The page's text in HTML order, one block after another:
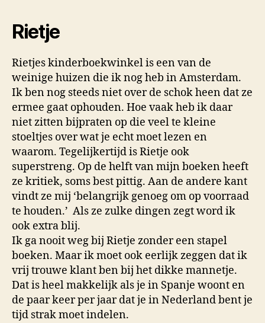
Rietje
Rietjes kinderboekwinkel is een van de
weinige huizen die ik nog heb in Amsterdam.
Ik ben nog steeds niet over de schok heen dat ze
ermee gaat ophouden. Hoe vaak heb ik daar
niet zitten bijpraten op die veel te kleine
stoeltjes over wat je echt moet lezen en
waarom. Tegelijkertijd is Rietje ook
superstreng. Op de helft van mijn boeken heeft
ze kritiek, soms best pittig. Aan de andere kant
vindt ze mij ‘belangrijk genoeg om op voorraad
te houden.’ Als ze zulke dingen zegt word ik
ook extra blij.
Ik ga nooit weg bij Rietje zonder een stapel
boeken. Maar ik moet ook eerlijk zeggen dat ik
vrij trouwe klant ben bij het dikke mannetje.
Dat is heel makkelijk als je in Spanje woont en
de paar keer per jaar dat je in Nederland bent je
tijd strak moet indelen.